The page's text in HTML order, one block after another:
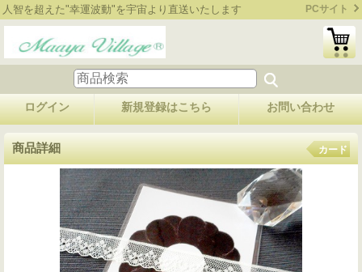
人智を超えた"幸運波動"を宇宙より直送いたします PCサイト
ログイン 新規登録はこちら お問い合わせ
商品詳細 カード